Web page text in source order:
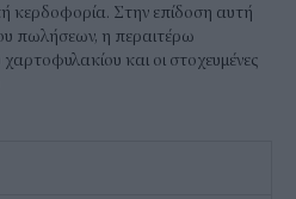
κερδοφορία. Στην επίδοση αυτή
πωλήσεων, η περαιτέρω
και οι στοχευμένες